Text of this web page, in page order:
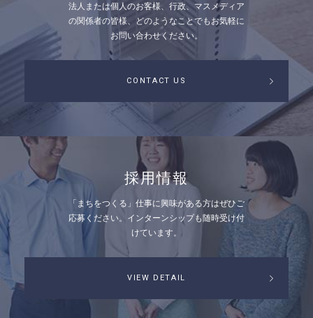
法人または個人のお客様、行政、マスメディア
の関係者の皆様、
どのようなことでもお気軽に
お問い合わせください。
CONTACT US
採用情報
「まちをつくる」仕事に興味がある方はぜひご
応募ください。 インターンシップも随時受け付
けています。
VIEW DETAIL